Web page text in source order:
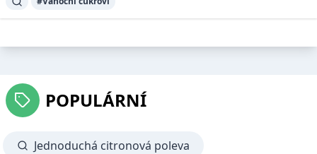
POPULÁRNÍ
Jednoduchá citronová poleva